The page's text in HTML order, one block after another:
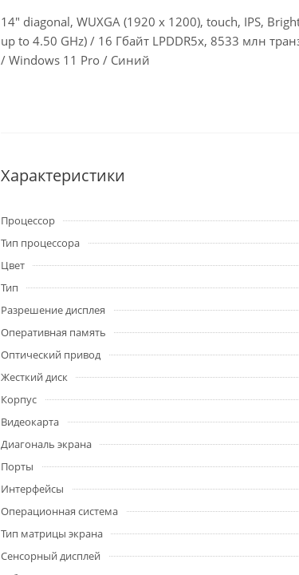
14" diagonal, WUXGA (1920 x 1200), touch, IPS,
up to 4.50 GHz) / 16 Гбайт LPDDR5x, 8533 млн
/ Windows 11 Pro / Синий
Характеристики
Процессор
Тип процессора
Цвет
Тип
Разрешение дисплея
Оперативная память
Оптический привод
Жесткий диск
Корпус
Видеокарта
Диагональ экрана
Порты
Интерфейсы
Операционная система
Тип матрицы экрана
Сенсорный дисплей